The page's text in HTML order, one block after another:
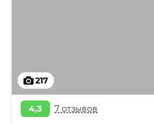
217
4,3 7 отзывов